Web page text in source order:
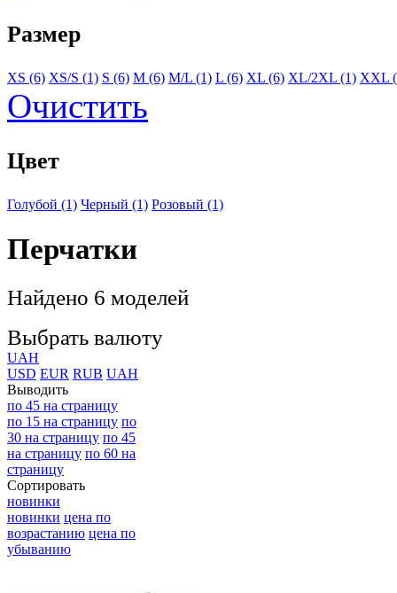
Размер
XS (6) XS/S (1) S (6) M (6) M/L (1) L (6) XL (6) XL/2XL (1) XXL
Очистить
Цвет
Голубой (1) Черный (1) Розовый (1)
Перчатки
Найдено 6 моделей
Выбрать валюту
UAH
USD EUR RUB UAH
Выводить
по 45 на страницу
по 15 на страницу по
30 на страницу по 45
на страницу по 60 на
страницу
Сортировать
новинки
новинки цена по
возрастанию цена по
убыванию